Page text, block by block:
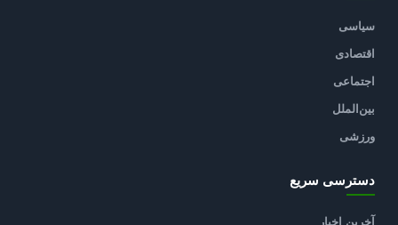
سیاسی
اقتصادی
اجتماعی
بین‌الملل
ورزشی
دسترسی سریع
آخرین اخبار